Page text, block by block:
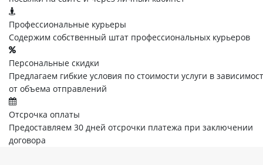
Профессиональные курьеры
Содержим собственный штат профессиональных курьеров
Персональные скидки
Предлагаем гибкие условия по стоимости услуги в
от объема отправлений
Отсрочка оплаты
Предоставляем 30 дней отсрочки платежа при заключении
договора